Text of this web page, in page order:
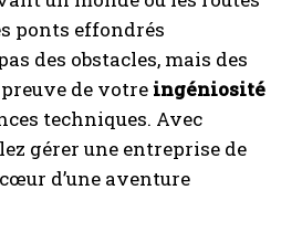
ponts effondrés
des obstacles, mais des
de votre ingéniosité
techniques. Avec
gérer une entreprise de
d’une aventure